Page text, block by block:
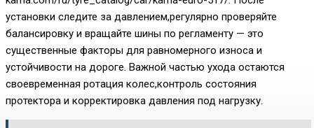
установки следите за давлением,регулярно проверяйте
балансировку и вращайте шины по регламенту — это
существенные факторы для равномерного износа и
устойчивости на дороге. Важной частью ухода остаются
своевременная ротация колес,контроль состояния
протектора и корректировка давления под нагрузку.